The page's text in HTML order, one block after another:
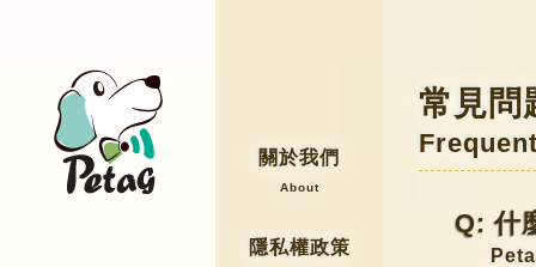
關於我們
About
隱私權政策
常見問
Q: 什